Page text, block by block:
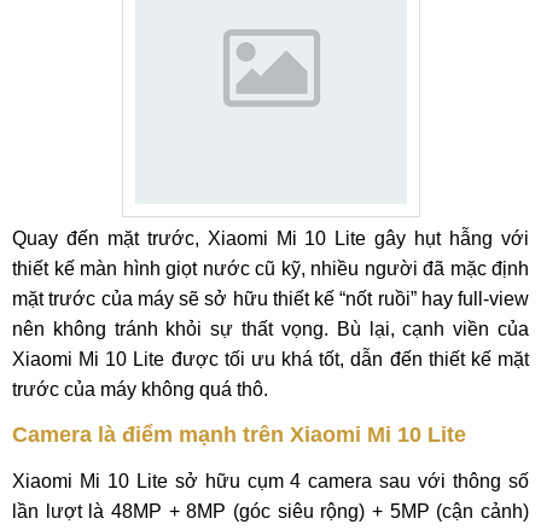
Quay đến mặt trước, Xiaomi Mi 10 Lite gây hụt hẫng với
thiết kế màn hình giọt nước cũ kỹ, nhiều người đã mặc định
mặt trước của máy sẽ sở hữu thiết kế “nốt ruồi” hay full-view
nên không tránh khỏi sự thất vọng. Bù lại, cạnh viền của
Xiaomi Mi 10 Lite được tối ưu khá tốt, dẫn đến thiết kế mặt
trước của máy không quá thô.
Camera là điểm mạnh trên Xiaomi Mi 10 Lite
Xiaomi Mi 10 Lite sở hữu cụm 4 camera sau với thông số
lần lượt là 48MP + 8MP (góc siêu rộng) + 5MP (cận cảnh)